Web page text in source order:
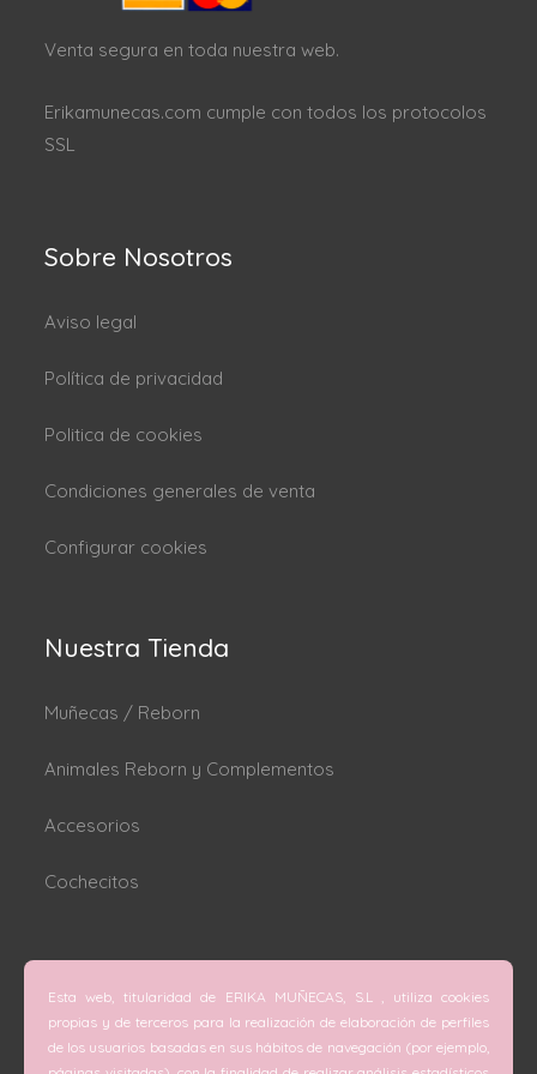
Venta segura en toda nuestra web.
Erikamunecas.com cumple con todos los protocolos
SSL
Sobre Nosotros
Aviso legal
Política de privacidad
Politica de cookies
Condiciones generales de venta
Configurar cookies
Nuestra Tienda
Muñecas / Reborn
Animales Reborn y Complementos
Accesorios
Cochecitos
C/ San Vicente Mártir nº 74 (Valencia).
C/ Doctor Melis nº 6 (Grao de Gandía).
Esta web, titularidad de ERIKA MUÑECAS, S.L , utiliza cookies
propias y de terceros para la realización de elaboración de perfiles
de los usuarios basadas en sus hábitos de navegación (por ejemplo,